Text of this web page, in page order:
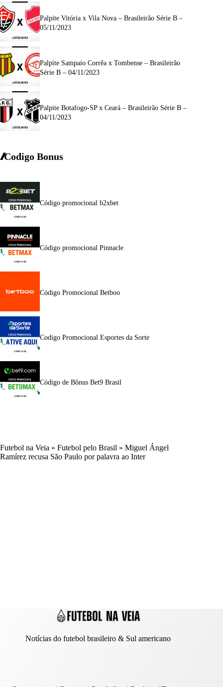
Palpite Vitória x Vila Nova – Brasileirão Série B –
05/11/2023
Palpite Sampaio Corrêa x Tombense – Brasileirão
Série B – 04/11/2023
Palpite Botafogo-SP x Ceará – Brasileirão Série B –
04/11/2023
Codigo Bonus
Código promocional b2xbet
Código promocional Pinnacle
Código Promocional Betboo
Codigo Promocional Esportes da Sorte
Código de Bônus Bet9 Brasil
Futebol na Veia » Futebol pelo Brasil » Miguel Ángel
Ramírez recusa São Paulo por palavra ao Inter
Notícias do futebol brasileiro & Sul americano